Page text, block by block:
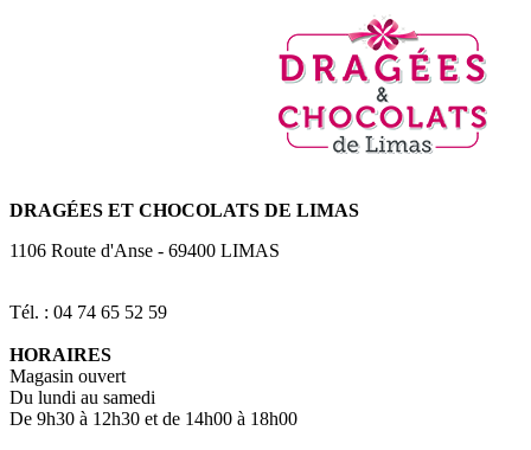
DRAGÉES ET CHOCOLATS DE LIMAS
1106 Route d'Anse - 69400 LIMAS
Tél. : 04 74 65 52 59
HORAIRES
Magasin ouvert
Du lundi au samedi
De 9h30 à 12h30 et de 14h00 à 18h00